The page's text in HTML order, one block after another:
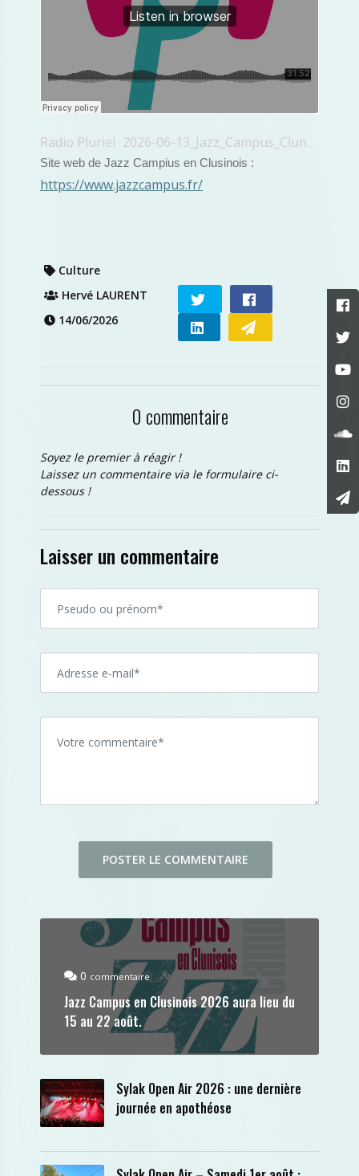
Radio Pluriel · 2026-06-13_Jazz_Campus_Cluny_Didier_Levallet
Site web de Jazz Campius en Clusinois :
https://www.jazzcampus.fr/
Culture
Hervé LAURENT
14/06/2026
0 commentaire
Soyez le premier à réagir !
Laissez un commentaire via le formulaire ci-
dessous !
Laisser un commentaire
0 commentaire
Jazz Campus en Clusinois 2026 aura lieu du
15 au 22 août.
Sylak Open Air 2026 : une dernière
journée en apothéose